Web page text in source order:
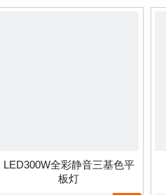
LED300W全彩静音三基色平
板灯